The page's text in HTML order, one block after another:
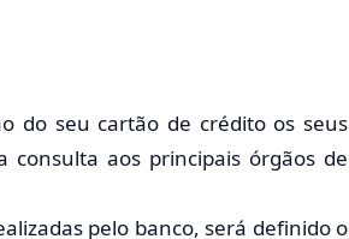
do seu cartão de crédito os seus
consulta aos principais órgãos de
pelo banco, será definido o